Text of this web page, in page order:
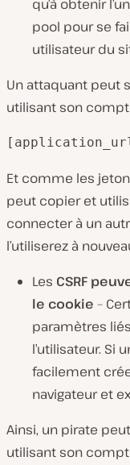
qu’à obtenir
pool pour se
utilisateur du
Un attaquant peut
utilisant son
Et comme les
peut copier et
connecter à un
l’utiliserez à
Les CSRF
le cookie –
paramètres
l’utilisateur. Si
facilement
navigateur et
Ainsi, un pirate
utilisant son